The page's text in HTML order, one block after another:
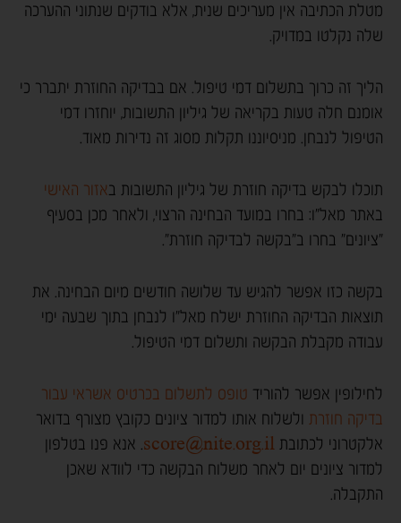
מטלת הכתיבה אין מעריכים שנית, אלא בודקים שנתוני ההערכה
שלה נקלטו במדויק.
הליך זה כרוך בתשלום דמי טיפול. אם בבדיקה החוזרת יתברר כי
אומנם חלה טעות בקריאה של גיליון התשובות, יוחזרו דמי
הטיפול לנבחן. מניסיוננו תקלות מסוג זה נדירות מאוד.
תוכלו לבקש בדיקה חוזרת של גיליון התשובות באזור האישי
באתר מאל"ו: בחרו במועד הבחינה הרצוי, ולאחר מכן בסעיף
"ציונים" בחרו ב"בקשה לבדיקה חוזרת".
בקשה כזו אפשר להגיש עד שלושה חודשים מיום הבחינה. את
תוצאות הבדיקה החוזרת ישלח מאל"ו לנבחן בתוך שבעה ימי
עבודה מקבלת הבקשה ותשלום דמי הטיפול.
לחילופין אפשר להוריד טופס לתשלום בכרטיס אשראי עבור
בדיקה חוזרת ולשלוח אותו למדור ציונים כקובץ מצורף בדואר
אלקטרוני לכתובת score@nite.org.il. אנא פנו בטלפון
למדור ציונים יום לאחר משלוח הבקשה כדי לוודא שאכן
התקבלה.